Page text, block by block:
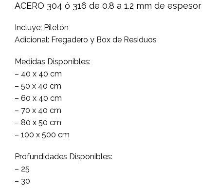
ACERO 304 ó 316 de 0.8 a 1.2 mm de espesor
Incluye: Piletón
Adicional: Fregadero y Box de Residuos
Medidas Disponibles:
– 40 x 40 cm
– 50 x 40 cm
– 60 x 40 cm
– 70 x 40 cm
– 80 x 50 cm
– 100 x 500 cm
Profundidades Disponibles:
– 25
– 30